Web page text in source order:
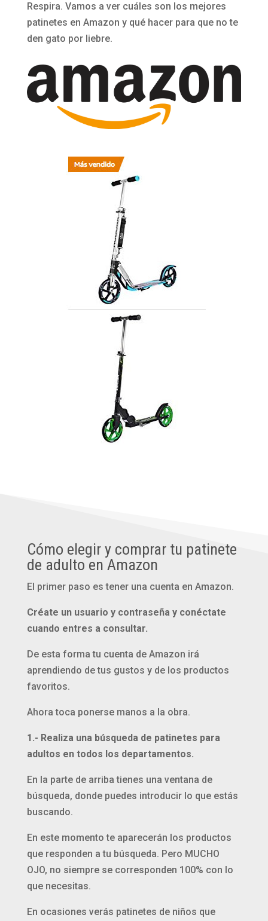
Respira. Vamos a ver cuáles son los mejores
patinetes en Amazon y qué hacer para que no te
den gato por liebre.
Cómo elegir y comprar tu patinete
de adulto en Amazon
El primer paso es tener una cuenta en Amazon.
Créate un usuario y contraseña y conéctate
cuando entres a consultar.
De esta forma tu cuenta de Amazon irá
aprendiendo de tus gustos y de los productos
favoritos.
Ahora toca ponerse manos a la obra.
1.- Realiza una búsqueda de patinetes para
adultos en todos los departamentos.
En la parte de arriba tienes una ventana de
búsqueda, donde puedes introducir lo que estás
buscando.
En este momento te aparecerán los productos
que responden a tu búsqueda. Pero MUCHO
OJO, no siempre se corresponden 100% con lo
que necesitas.
En ocasiones verás patinetes de niños que